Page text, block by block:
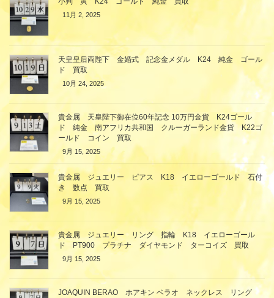
11月 2, 2025
天皇皇后両陛下 金婚式 記念金メダル K24 純金 ゴール
ド 買取
10月 24, 2025
貴金属 天皇陛下御在位60年記念 10万円金貨 K24ゴール
ド 純金 南アフリカ共和国 クルーガーランド金貨 K22ゴ
ールド コイン 買取
9月 15, 2025
貴金属 ジュエリー ピアス K18 イエローゴールド 石付
き 数点 買取
9月 15, 2025
貴金属 ジュエリー リング 指輪 K18 イエローゴール
ド PT900 プラチナ ダイヤモンド ターコイズ 買取
9月 15, 2025
JOAQUIN BERAO ホアキン ベラオ ネックレス リング